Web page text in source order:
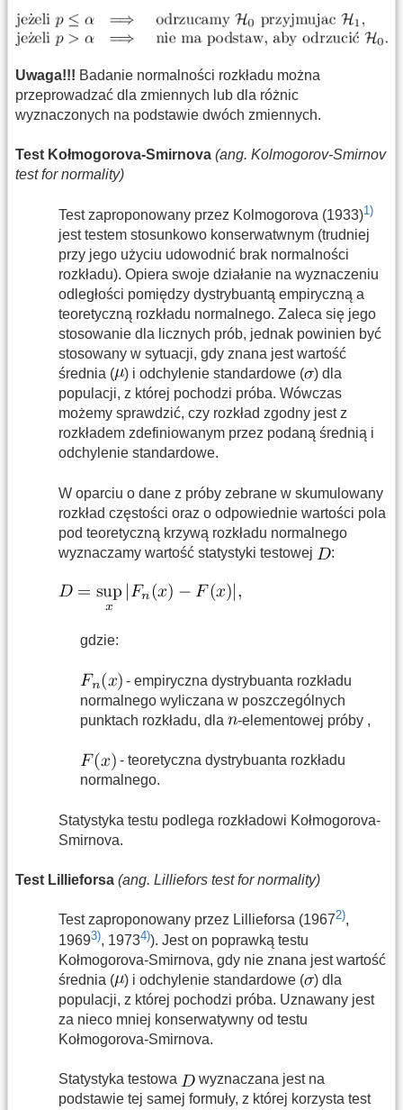
Uwaga!!! Badanie normalności rozkładu można
przeprowadzać dla zmiennych lub dla różnic
wyznaczonych na podstawie dwóch zmiennych.
Test Kołmogorova-Smirnova (ang. Kolmogorov-Smirnov
test for normality)
Test zaproponowany przez Kolmogorova (1933)1)
jest testem stosunkowo konserwatwnym (trudniej
przy jego użyciu udowodnić brak normalności
rozkładu). Opiera swoje działanie na wyznaczeniu
odległości pomiędzy dystrybuantą empiryczną a
teoretyczną rozkładu normalnego. Zaleca się jego
stosowanie dla licznych prób, jednak powinien być
stosowany w sytuacji, gdy znana jest wartość
średnia (
) i odchylenie standardowe (
) dla
populacji, z której pochodzi próba. Wówczas
możemy sprawdzić, czy rozkład zgodny jest z
rozkładem zdefiniowanym przez podaną średnią i
odchylenie standardowe.
W oparciu o dane z próby zebrane w skumulowany
rozkład częstości oraz o odpowiednie wartości pola
pod teoretyczną krzywą rozkładu normalnego
wyznaczamy wartość statystyki testowej
:
gdzie:
- empiryczna dystrybuanta rozkładu
normalnego wyliczana w poszczególnych
punktach rozkładu, dla
-elementowej próby ,
- teoretyczna dystrybuanta rozkładu
normalnego.
Statystyka testu podlega rozkładowi Kołmogorova-
Smirnova.
Test Lillieforsa (ang. Lilliefors test for normality)
Test zaproponowany przez Lillieforsa (19672),
19693), 19734)). Jest on poprawką testu
Kołmogorova-Smirnova, gdy nie znana jest wartość
średnia (
) i odchylenie standardowe (
) dla
populacji, z której pochodzi próba. Uznawany jest
za nieco mniej konserwatywny od testu
Kołmogorova-Smirnova.
Statystyka testowa
wyznaczana jest na
podstawie tej samej formuły, z której korzysta test